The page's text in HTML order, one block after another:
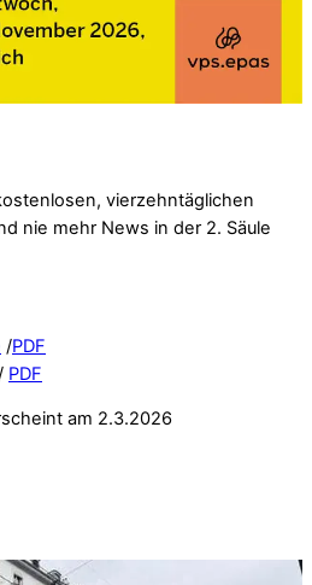
vierzehntäglichen
nie mehr News in der 2. Säule
/PDF
PDF
am 2.3.2026